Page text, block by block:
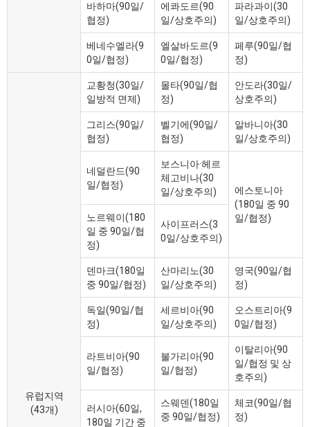
바하마(90일/
협정)
에콰도르(90
일/상호주의)
파라과이(30
일/상호주의)
베네수엘라(9
0일/협정)
엘살바도르(9
0일/협정)
페루(90일/협
정)
유럽지역
(43개)
교황청(30일/
일방적 면제)
몰타(90일/협
정)
안도라(30일/
상호주의)
그리스(90일/
협정)
벨기에(90일/
협정)
알바니아(30
일/상호주의)
네덜란드(90
일/협정)
보스니아·헤르
체고비나(30
일/상호주의)
에스토니아
(180일 중 90
일/협정)
노르웨이(180
일 중 90일/협
정)
사이프러스(3
0일/상호주의)
덴마크(180일
중 90일/협정)
산마리노(30
일/상호주의)
영국(90일/협
정)
독일(90일/협
정)
세르비아(90
일/상호주의)
오스트리아(9
0일/협정)
라트비아(90
일/협정)
불가리아(90
일/협정)
이탈리아(90
일/협정 및 상
호주의)
러시아(60일,
180일 기간 중
스웨덴(180일
중 90일/협정)
체코(90일/협
정)